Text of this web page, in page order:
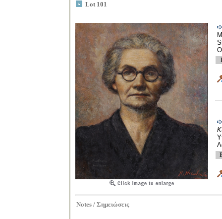
Lot 101
Notes / Σημειώσεις